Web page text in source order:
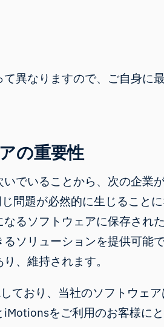
異なりますので、 ご自身に
の重要性
でいることから、次の企業
問題が必然的に生じること
るソフトウェアに保存され
ソリューションを提供可能
、維持されます。
ており、当社のソフトウェ
をご利用のお客様に